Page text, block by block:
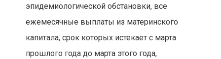
эпидемиологической обстановки, все
ежемесячные выплаты из материнского
капитала, срок которых истекает с марта
прошлого года до марта этого года,